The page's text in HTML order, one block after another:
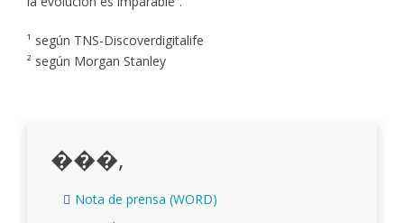
¹ según TNS-Discoverdigitalife
² según Morgan Stanley
���,
Nota de prensa (WORD)